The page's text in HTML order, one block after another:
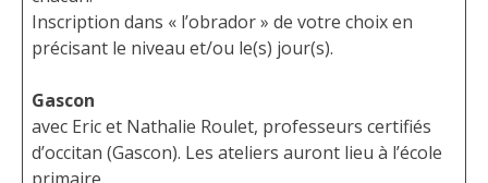
Inscription dans « l’obrador » de votre choix en
précisant le niveau et/ou le(s) jour(s).
Gascon
avec Eric et Nathalie Roulet, professeurs certifiés
d’occitan (Gascon). Les ateliers auront lieu à l’école